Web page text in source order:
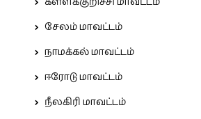
சேலம் மாவட்டம்
நாமக்கல் மாவட்டம்
ஈரோடு மாவட்டம்
நீலகிரி மாவட்டம்